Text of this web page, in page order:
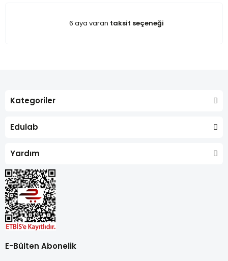
6 aya varan taksit seçeneği
Kategoriler
Edulab
Yardım
E-Bülten Abonelik